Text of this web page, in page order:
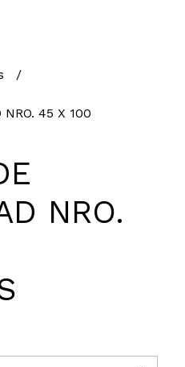
NRO. 45 X 100
NRO.